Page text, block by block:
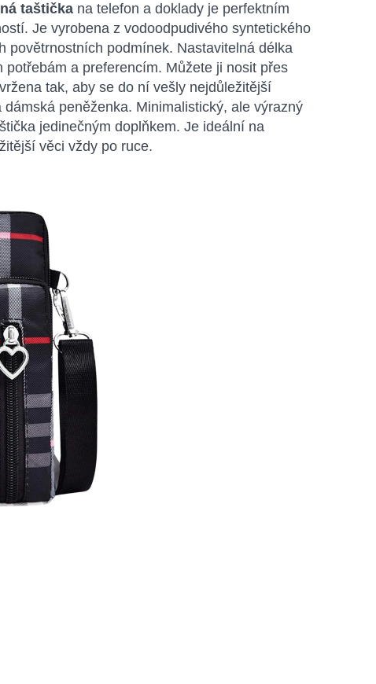
taštičkana telefon a doklady je perfektním
Je vyrobena z vodoodpudivého syntetického
povětrnostních podmínek. Nastavitelná délka
a preferencím. Můžete ji nosit přes
tak, aby se do ní vešly nejdůležitější
peněženka. Minimalistický, ale výrazný
jedinečným doplňkem. Je ideální na
věci vždy po ruce.